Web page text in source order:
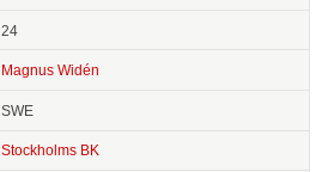
24
Magnus Widén
SWE
Stockholms BK